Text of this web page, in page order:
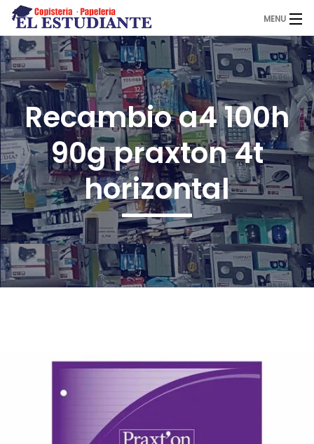
MENU
El Estudiante
Copistería
Papelería
Servicios
Novedades
Contacto
Recambio a4 100h
90g praxton 4t
horizontal